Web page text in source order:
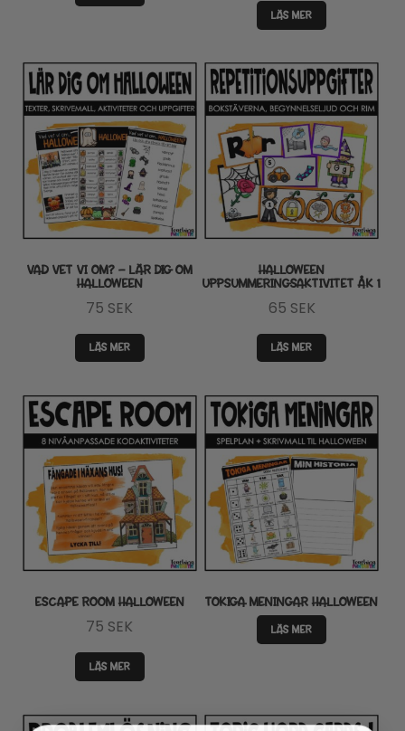
LÄS MER
VAD VET VI OM? – LÄR DIG OM
HALLOWEEN
75 SEK
LÄS MER
HALLOWEEN
UPPSUMMERINGSAKTIVITET ÅK 1
65 SEK
LÄS MER
ESCAPE ROOM HALLOWEEN
75 SEK
LÄS MER
TOKIGA MENINGAR HALLOWEEN
LÄS MER